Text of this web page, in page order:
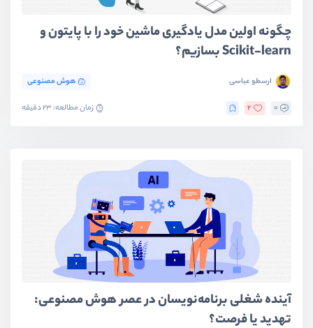
چگونه اولین مدل یادگیری ماشین خود را با پایتون و
Scikit-learn بسازیم؟
ارسطو عباسی هوش مصنوعی
0
2 زمان مطالعه: 23 دقیقه
آینده شغلی برنامه‌نویسان در عصر هوش مصنوعی:
تهدید یا فرصت؟